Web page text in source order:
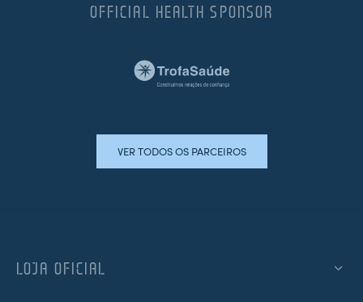
OFFICIAL HEALTH SPONSOR
VER TODOS OS PARCEIROS
LOJA OFICIAL